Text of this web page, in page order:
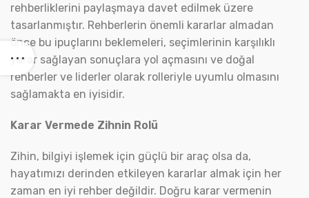
rehberliklerini paylaşmaya davet edilmek üzere
tasarlanmıştır. Rehberlerin önemli kararlar almadan
önce bu ipuçlarını beklemeleri, seçimlerinin karşılıklı
yarar sağlayan sonuçlara yol açmasını ve doğal
rehberler ve liderler olarak rolleriyle uyumlu olmasını
sağlamakta en iyisidir.
Karar Vermede Zihnin Rolü
Zihin, bilgiyi işlemek için güçlü bir araç olsa da,
hayatımızı derinden etkileyen kararlar almak için her
zaman en iyi rehber değildir. Doğru karar vermenin